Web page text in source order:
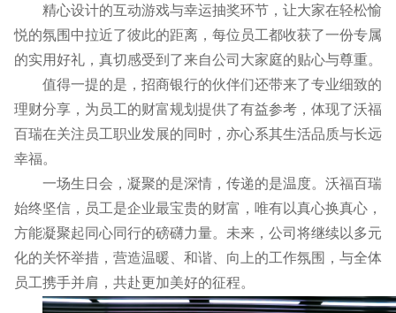
精心设计的互动游戏与幸运抽奖环节，让大家在轻松愉
悦的氛围中拉近了彼此的距离，每位员工都收获了一份专属
的实用好礼，真切感受到了来自公司大家庭的贴心与尊重。
值得一提的是，招商银行的伙伴们还带来了专业细致的
理财分享，为员工的财富规划提供了有益参考，体现了沃福
百瑞在关注员工职业发展的同时，亦心系其生活品质与长远
幸福。
一场生日会，凝聚的是深情，传递的是温度。沃福百瑞
始终坚信，员工是企业最宝贵的财富，唯有以真心换真心，
方能凝聚起同心同行的磅礴力量。未来，公司将继续以多元
化的关怀举措，营造温暖、和谐、向上的工作氛围，与全体
员工携手并肩，共赴更加美好的征程。